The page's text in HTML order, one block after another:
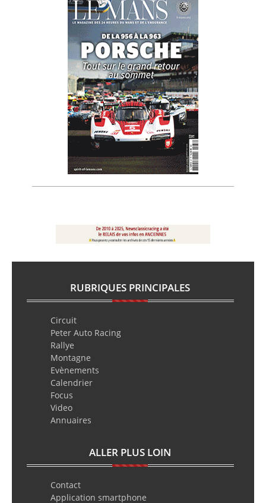
RUBRIQUES PRINCIPALES
Circuit
Peter Auto Racing
Rallye
Montagne
Evènements
Calendrier
Focus
Video
Annuaires
ALLER PLUS LOIN
Contact
Application smartphone